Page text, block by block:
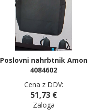
Poslovni nahrbtnik Amon
4084602
Cena z DDV:
51,73 €
Zaloga